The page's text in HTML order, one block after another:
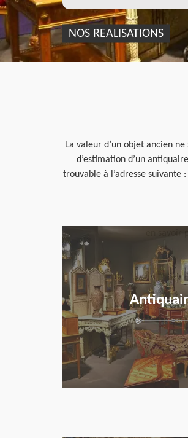
NOS REALISATIONS
La valeur d’un objet ancien
d’estimation d’un
trouvable à l’adresse suivante